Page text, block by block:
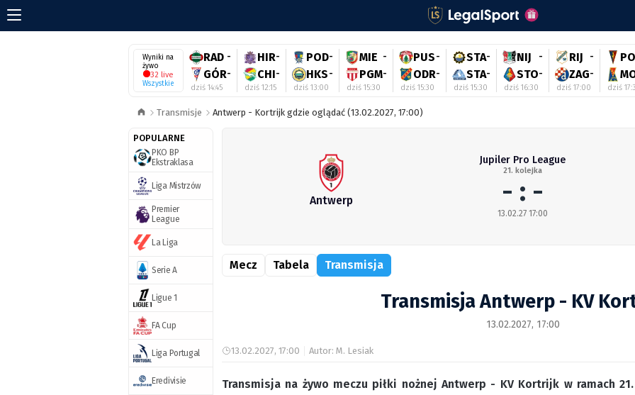
Wyniki na
żywo
32 live
Wszystkie
RAD -
GÓR-
dziś 14:45
HIR-
CHI-
dziś 12:15
POD-
HKS-
dziś 13:00
MIE -
PGM-
dziś 15:30
PUS-
ODR-
dziś 15:30
STA-
STA-
dziś 15:30
NIJ -
STO-
dziś 16:30
RIJ -
ZAG-
dziś 17:00 dziś
Transmisje Antwerp - Kortrijk gdzie oglądać (13.02.2027, 17:00)
POPULARNE
PKO BP
Ekstraklasa
Liga Mistrzów
Premier
League
La Liga
Serie A
Ligue 1
FA Cup
Liga Portugal
Eredivisie
Antwerp
Jupiler Pro League
21. kolejka
- : -
13.02.27 17:00
Mecz Tabela Transmisja
Transmisja Antwerp - KV
13.02.2027, 17:00
13.02.2027, 17:00 Autor: M. Lesiak
Transmisja na żywo meczu piłki nożnej Antwerp - KV Kortrijk w ramach